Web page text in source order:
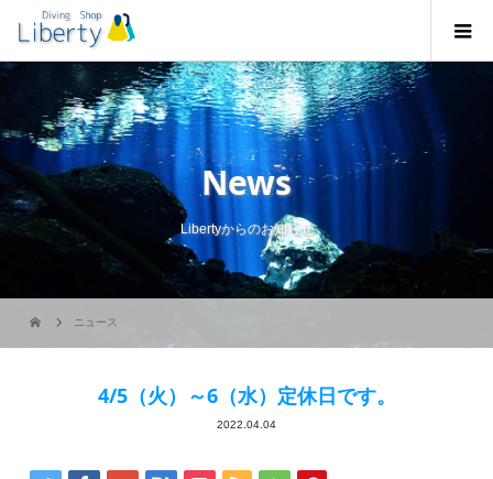
News
Libertyからのお知らせ
ニュース
4/5（火）～6（水）定休日です。
2022.04.04